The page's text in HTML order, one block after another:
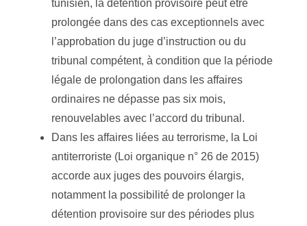
tunisien, la détention provisoire peut être
prolongée dans des cas exceptionnels avec
l’approbation du juge d’instruction ou du
tribunal compétent, à condition que la période
légale de prolongation dans les affaires
ordinaires ne dépasse pas six mois,
renouvelables avec l’accord du tribunal.
Dans les affaires liées au terrorisme, la Loi
antiterroriste (Loi organique n° 26 de 2015)
accorde aux juges des pouvoirs élargis,
notamment la possibilité de prolonger la
détention provisoire sur des périodes plus